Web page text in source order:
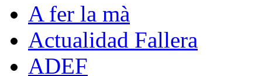
A fer la mà
Actualidad Fallera
ADEF